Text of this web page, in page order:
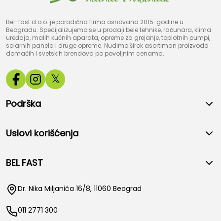
Bel-fast d.o.o. je porodična firma osnovana 2015. godine u
Beogradu. Specijalizujemo se u prodaji bele tehnike, računara, klima
uređaja, malih kućnih aparata, opreme za grejanje, toplotnih pumpi,
solarnih panela i druge opreme. Nudimo širok asortiman proizvoda
domaćih i svetskih brendova po povoljnim cenama.
𝕏
Podrška
Uslovi korišćenja
BEL FAST
Dr. Nika Miljanića 16/8, 11060 Beograd
011 2771 300